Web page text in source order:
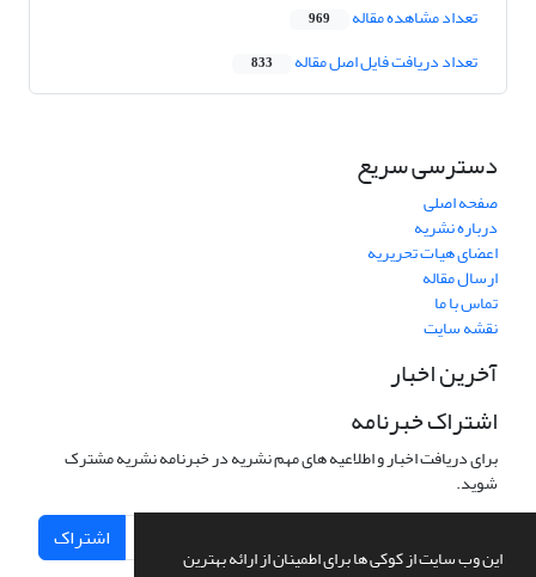
این وب سایت از کوکی ها برای اطمینان از ارائه بهترین
تعداد مشاهده مقاله 969
تعداد دریافت فایل اصل مقاله 833
دسترسی سریع
صفحه اصلی
درباره نشریه
اعضای هیات تحریریه
ارسال مقاله
تماس با ما
نقشه سایت
آخرین اخبار
اشتراک خبرنامه
برای دریافت اخبار و اطلاعیه های مهم نشریه در خبرنامه نشریه مشترک
شوید.
اشتراک